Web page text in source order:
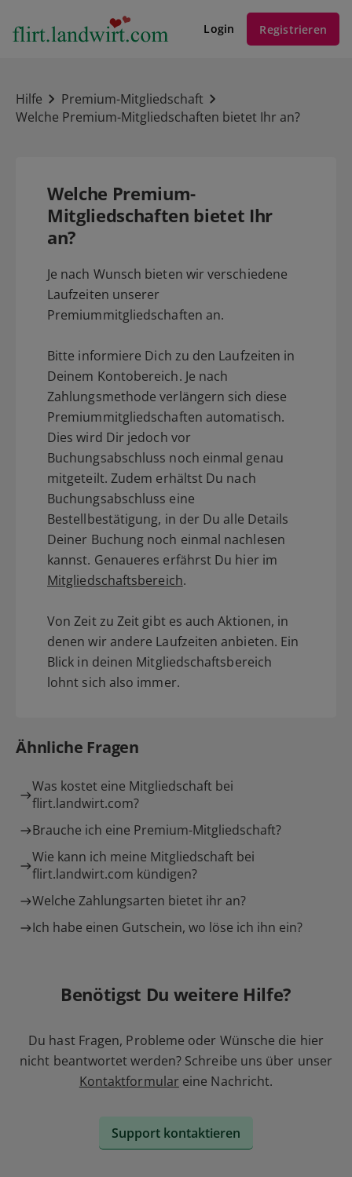
Login Registrieren
Hilfe
Premium-Mitgliedschaft
Welche Premium-Mitgliedschaften bietet Ihr an?
Welche Premium-
Mitgliedschaften bietet Ihr
an?
Je nach Wunsch bieten wir verschiedene
Laufzeiten unserer
Premiummitgliedschaften an.
Bitte informiere Dich zu den Laufzeiten in
Deinem Kontobereich. Je nach
Zahlungsmethode verlängern sich diese
Premiummitgliedschaften automatisch.
Dies wird Dir jedoch vor
Buchungsabschluss noch einmal genau
mitgeteilt. Zudem erhältst Du nach
Buchungsabschluss eine
Bestellbestätigung, in der Du alle Details
Deiner Buchung noch einmal nachlesen
kannst. Genaueres erfährst Du hier im
Mitgliedschaftsbereich.
Von Zeit zu Zeit gibt es auch Aktionen, in
denen wir andere Laufzeiten anbieten. Ein
Blick in deinen Mitgliedschaftsbereich
lohnt sich also immer.
Ähnliche Fragen
Was kostet eine Mitgliedschaft bei
flirt.landwirt.com?
Brauche ich eine Premium-Mitgliedschaft?
Wie kann ich meine Mitgliedschaft bei
flirt.landwirt.com kündigen?
Welche Zahlungsarten bietet ihr an?
Ich habe einen Gutschein, wo löse ich ihn ein?
Benötigst Du weitere Hilfe?
Du hast Fragen, Probleme oder Wünsche die hier
nicht beantwortet werden? Schreibe uns über unser
Kontaktformular eine Nachricht.
Support kontaktieren